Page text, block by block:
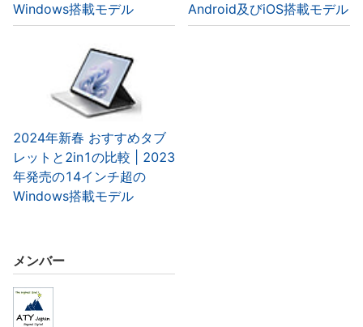
Windows搭載モデル
Android及びiOS搭載モデル
2024年新春 おすすめタブ
レットと2in1の比較 | 2023
年発売の14インチ超の
Windows搭載モデル
メンバー